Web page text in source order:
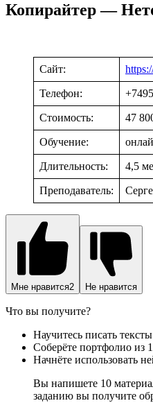
Копирайтер —
Сайт:
Телефон:
Стоимость: 47
Обучение:
Длительность: 4,5
Преподаватель:
Мне нравится2 Не нравится
Что вы получите?
Научитесь писать
Соберёте портфолио из
Начнёте использовать
Вы напишете 10
заданию вы получите